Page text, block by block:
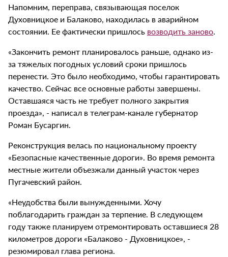
Напомним, переправа, связывающая поселок
Духовницкое и Балаково, находилась в аварийном
состоянии. Ее фактически пришлось возводить заново.
«Закончить ремонт планировалось раньше, однако из-
за тяжелых погодных условий сроки пришлось
перенести. Это было необходимо, чтобы гарантировать
качество. Сейчас все основные работы завершены.
Оставшаяся часть не требует полного закрытия
проезда», - написал в телеграм-канале губернатор
Роман Бусаргин.
Реконструкция велась по национальному проекту
«Безопасные качественные дороги». Во время ремонта
местные жители объезжали данный участок через
Пугачевский район.
«Неудобства были вынужденными. Хочу
поблагодарить граждан за терпение. В следующем
году также планируем отремонтировать оставшиеся 28
километров дороги «Балаково - Духовницкое», -
резюмировал глава региона.